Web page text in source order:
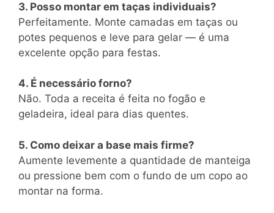
3. Posso montar em taças individuais?
Perfeitamente. Monte camadas em taças ou
potes pequenos e leve para gelar — é uma
excelente opção para festas.
4. É necessário forno?
Não. Toda a receita é feita no fogão e
geladeira, ideal para dias quentes.
5. Como deixar a base mais firme?
Aumente levemente a quantidade de manteiga
ou pressione bem com o fundo de um copo ao
montar na forma.